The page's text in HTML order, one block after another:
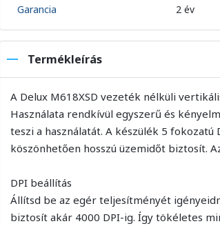
Garancia
2 év
Termékleírás
A Delux M618XSD vezeték nélküli
Használata rendkívül egyszerű és
teszi a használatát. A készülék 5
köszönhetően hosszú üzemidőt biztosít.
DPI beállítás
Állítsd be az egér teljesítményét
biztosít akár 4000 DPI-ig. Így tökéletes